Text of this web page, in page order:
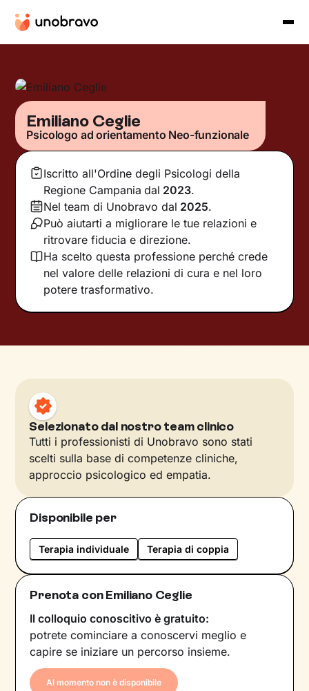
Emiliano Ceglie
Psicologo ad orientamento Neo-funzionale
Iscritto all'Ordine degli Psicologi della
Regione Campania dal 2023.
Nel team di Unobravo dal 2025.
Può aiutarti a migliorare le tue relazioni e
ritrovare fiducia e direzione.
Ha scelto questa professione perché crede
nel valore delle relazioni di cura e nel loro
potere trasformativo.
Selezionato dal nostro team clinico
Tutti i professionisti di Unobravo sono stati
scelti sulla base di competenze cliniche,
approccio psicologico ed empatia.
Disponibile per
Terapia individuale Terapia di coppia
Prenota con Emiliano Ceglie
Il colloquio conoscitivo è gratuito:
potrete cominciare a conoscervi meglio e
capire se iniziare un percorso insieme.
Al momento non è disponibile